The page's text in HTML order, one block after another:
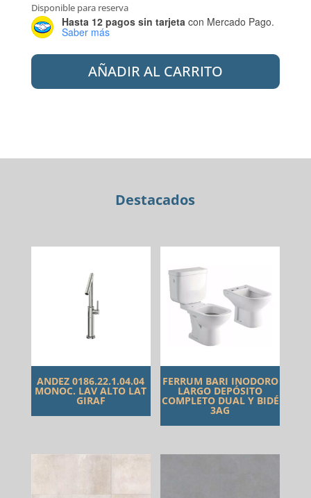
Disponible para reserva
Hasta 12 pagos sin tarjeta con Mercado Pago.
Saber más
PEIRANO
352
AÑADIR AL CARRITO
Destacados
ANDEZ 0186.22.1.04.04
MONOC. LAV ALTO LAT
GIRAF
FERRUM BARI INODORO
LARGO DEPÓSITO
COMPLETO DUAL Y BIDÉ
3AG